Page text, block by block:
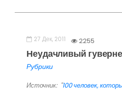
27 Дек, 2011 2255
Неудачливый
Рубрики
Источник: "100 человек,